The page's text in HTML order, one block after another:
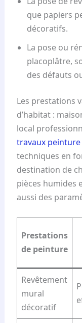
que papiers
décoratifs.
La pose ou
placoplâtre,
des défauts
Les prestations
d’habitat :
local
travaux peinture
techniques en
destination de
pièces humides
aussi des
Prestations
de peinture
Revêtement
mural
décoratif